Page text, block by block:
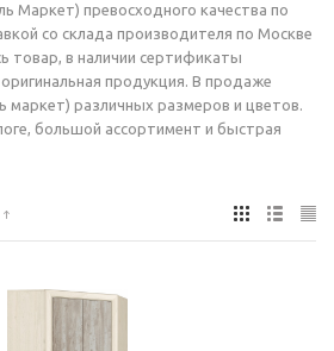
Маркет) превосходного качества по
со склада производителя по Москве
товар, в наличии сертификаты
продукция. В продаже
маркет) различных размеров и цветов.
большой ассортимент и быстрая